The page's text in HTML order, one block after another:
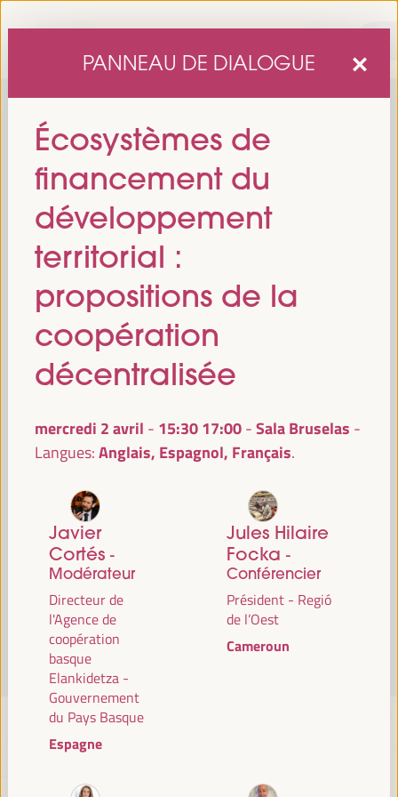
économique localse tiendra du 1er au 4 avril 2025 à Séville, en
Espagne,
au Palais des Congrès et des Expositions (FIBES).
Programme
PANNEAU DE DIALOGUE
Écosystèmes de
financement du
développement
territorial :
propositions de la
coopération
décentralisée
mercredi 2 avril - 15:3017:00 Sala Bruselas
Langues: Anglais, Espagnol, Français
Javier
Cortés -
Modérateur
Directeur de
l'Agence de
coopération
basque
Elankidetza -
Gouvernement
du Pays Basque
Espagne
Jules Hilaire
Focka -
Conférencier
Président - Regió
de l’Oest
Cameroun